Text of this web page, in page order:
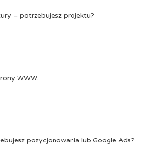
– potrzebujesz projektu?
WWW.
pozycjonowania lub Google Ads?